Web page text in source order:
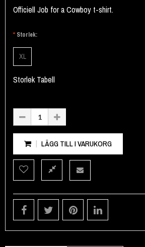
Officiell Job for a Cowboy t-shirt.
Storlek
XL
Storlek Tabell
LÄGG TILL I VARUKORG